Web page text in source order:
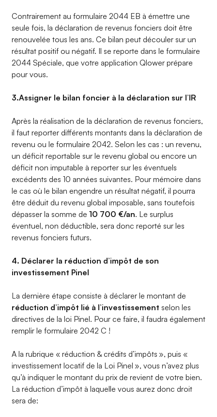
Contrairement au formulaire 2044 EB à émettre une
seule fois, la déclaration de revenus fonciers doit être
renouvelée tous les ans. Ce bilan peut découler sur un
résultat positif ou négatif. Il se reporte dans le formulaire
2044 Spéciale, que votre application Qlower prépare
pour vous.
3.Assigner le bilan foncier à la déclaration sur l’IR
Après la réalisation de la déclaration de revenus fonciers,
il faut reporter différents montants dans la déclaration de
revenu ou le formulaire 2042. Selon les cas : un revenu,
un déficit reportable sur le revenu global ou encore un
déficit non imputable à reporter sur les éventuels
excédents des 10 années suivantes. Pour mémoire dans
le cas où le bilan engendre un résultat négatif, il pourra
être déduit du revenu global imposable, sans toutefois
dépasser la somme de 10 700 €/an. Le surplus
éventuel, non déductible, sera donc reporté sur les
revenus fonciers futurs.
4. Déclarer la réduction d’impôt de son
investissement Pinel
La dernière étape consiste à déclarer le montant de
réduction d’impôt lié à l’investissement selon les
directives de la loi Pinel. Pour ce faire, il faudra également
remplir le formulaire 2042 C !
A la rubrique « réduction & crédits d’impôts », puis «
investissement locatif de la Loi Pinel », vous n’avez plus
qu’à indiquer le montant du prix de revient de votre bien.
La réduction d’impôt à laquelle vous aurez donc droit
sera de: